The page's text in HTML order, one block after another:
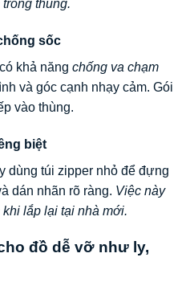
thùng.
sốc
khả năng chống va chạm
và góc cạnh nhạy cảm. Gói
vào thùng.
biệt
dùng túi zipper nhỏ để đựng
dán nhãn rõ ràng. Việc này
lắp lại tại nhà mới.
đồ dễ vỡ như ly,